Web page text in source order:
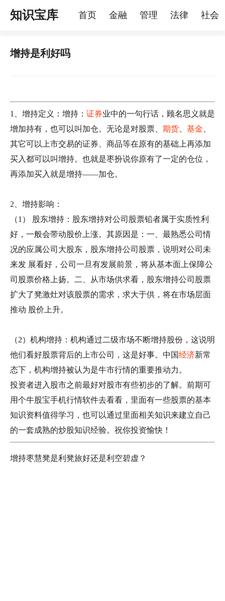
知识宝库 首页 金融 管理 法律 社会
烦恼
增持是利好吗
1、增持定义：增持： 证券业中的一句行话，顾名思义就是
增加持有，也可以叫加仓。无论是对股票、 期货 基金
其它可以上市交易的证券、商品等在原有的基础上再添加
买入都可以叫增持。也就是枣扮说你原有了一定的仓位，
再添加买入就是增持——加仓。
2、增持影响：
（1） 股东增持：股东增持对公司股票铅者属于实质性利
好，一般会带动股价上涨。其原因是：一、最熟悉公司情
况的应属公司大股东，股东增持公司股票，说明对公司未
来发 展看好，公司一旦有发展前景，将从基本面上保障公
司股票价格上扬。二、从市场供求看，股东增持公司股票
扩大了凳激灶对该股票的需求，求大于供，将在市场层面
推动 股价上升。
（2）机构增持：机构通过二级市场不断增持股份，这说明
他们看好股票背后的上市公司，这是好事。中国经济新常
态下，机构增持被认为是牛市行情的重要推动力。
投资者进入股市之前最好对股市有些初步的了解。前期可
用个牛股宝手机行情软件去看看，里面有一些股票的基本
知识资料值得学习，也可以通过里面相关知识来建立自己
的一套成熟的炒股知识经验。祝你投资愉快！
增持枣慧凳是利凳旅好还是利空碧虚？